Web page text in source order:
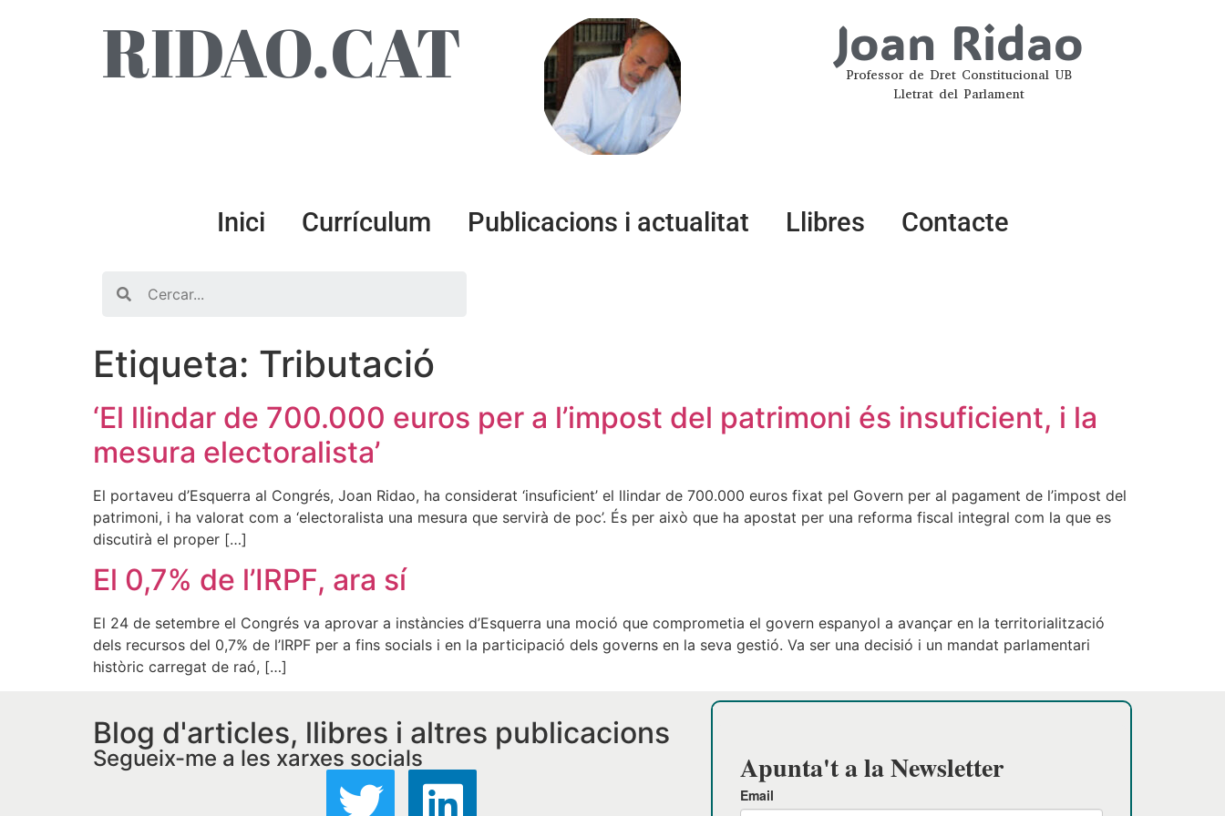
RIDAO.CAT Joan Ridao
Professor de Dret Constitucional UB
Lletrat del Parlament
Inici Currículum Publicacions i actualitat Llibres Contacte
Etiqueta: Tributació
‘El llindar de 700.000 euros per a l’impost del patrimoni és insuficient, i la
mesura electoralista’
El portaveu d’Esquerra al Congrés, Joan Ridao, ha considerat ‘insuficient’ el llindar de 700.000 euros fixat pel Govern per al pagament de l’impost del
patrimoni, i ha valorat com a ‘electoralista una mesura que servirà de poc’. És per això que ha apostat per una reforma fiscal integral com la que es
discutirà el proper […]
El 0,7% de l’IRPF, ara sí
El 24 de setembre el Congrés va aprovar a instàncies d’Esquerra una moció que comprometia el govern espanyol a avançar en la territorialització
dels recursos del 0,7% de l’IRPF per a fins socials i en la participació dels governs en la seva gestió. Va ser una decisió i un mandat parlamentari
històric carregat de raó, […]
Blog d'articles, llibres i altres publicacions
Segueix-me a les xarxes socials